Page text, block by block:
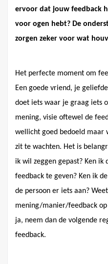
ervoor dat jouw feedback
voor ogen hebt? De
zorgen zeker voor wat
Het perfecte moment om
Een goede vriend, je
doet iets waar je graag iets
mening, visie oftewel de
wellicht goed bedoeld maar
zit te wachten. Het is
ik wil zeggen gepast? Ken ik
feedback te geven? Ken ik
de persoon er iets aan?
mening/manier/feedback
ja, neem dan de volgende
feedback.